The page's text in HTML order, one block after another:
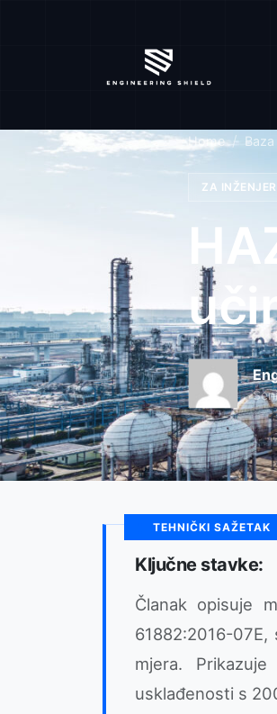
Home
ZA
TEHNIČKI SAŽETAK
Ključne stavke:
Članak opisuje
61882:2016-
mjera.
usklađenosti s